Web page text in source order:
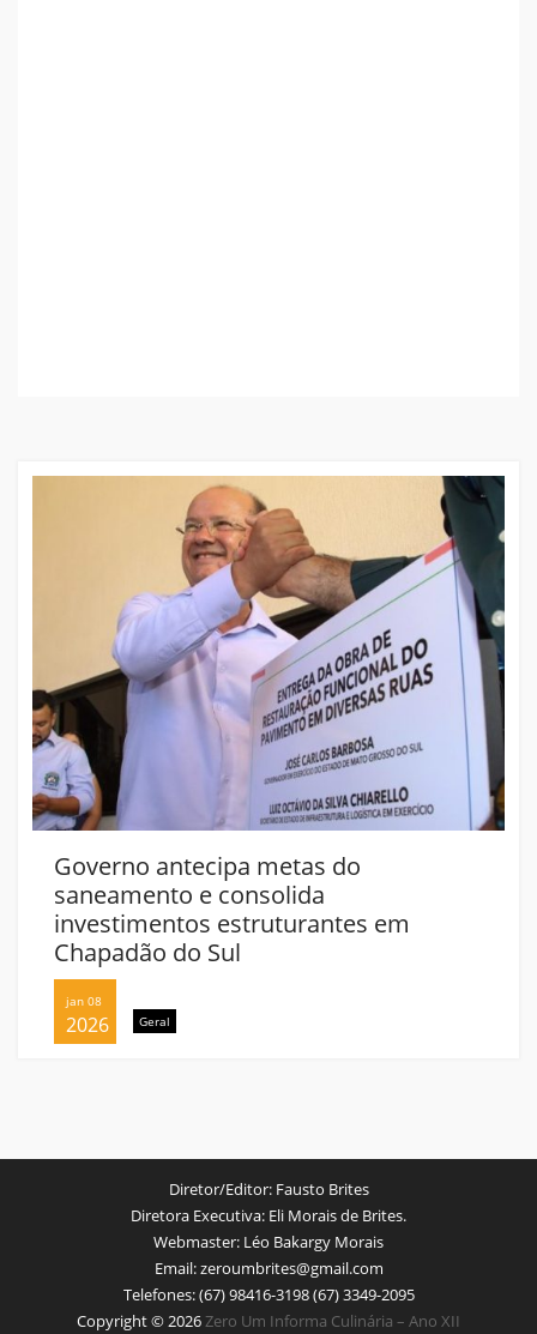
Governo antecipa metas do
saneamento e consolida
investimentos estruturantes em
Chapadão do Sul
jan 08
2026 Geral
Diretor/Editor:Fausto Brites
Diretora Executiva: Eli Morais de Brites.
Webmaster: Léo Bakargy Morais
Email:zeroumbrites@gmail.com
Telefones:(67) 98416-3198 (67) 3349-2095
Copyright © 2026 Zero Um Informa Culinária – Ano XII